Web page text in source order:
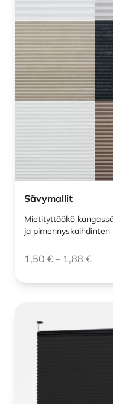
Sävymallit
Mietityttääkö
ja
1,50 € – 1,88 €